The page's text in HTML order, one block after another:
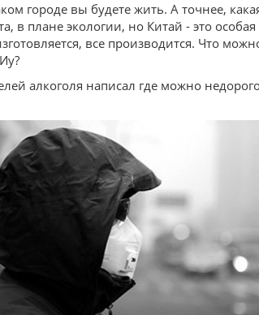
городе вы будете жить. А точнее,
в плане экологии, но Китай - это особая
все производится. Что
алкоголя написал где можно